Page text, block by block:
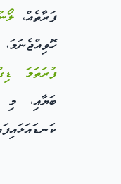
ފަރާތެއް،
ފުރަތަމަ
ބަޔާއި،